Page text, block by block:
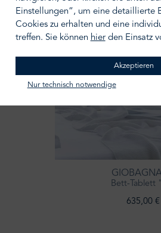
Bett-Tablett
635,00 €
Einstellungen“, um eine detaillierte
Cookies zu erhalten und eine
treffen. Sie können hierden Einsatz
Akzeptieren
Nur technisch notwendige